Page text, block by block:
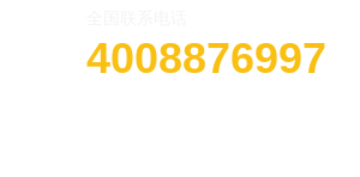
4008876997